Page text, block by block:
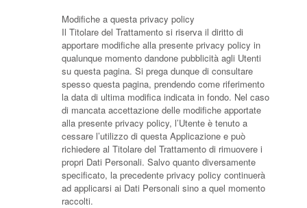
Modifiche a questa privacy policy
Il Titolare del Trattamento si riserva il diritto di
apportare modifiche alla presente privacy policy in
qualunque momento dandone pubblicità agli Utenti
su questa pagina. Si prega dunque di consultare
spesso questa pagina, prendendo come riferimento
la data di ultima modifica indicata in fondo. Nel caso
di mancata accettazione delle modifiche apportate
alla presente privacy policy, l’Utente è tenuto a
cessare l’utilizzo di questa Applicazione e può
richiedere al Titolare del Trattamento di rimuovere i
propri Dati Personali. Salvo quanto diversamente
specificato, la precedente privacy policy continuerà
ad applicarsi ai Dati Personali sino a quel momento
raccolti.